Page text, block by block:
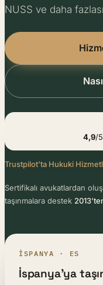
NUSS ve daha
4,9/
Trustpilot’ta Hukuki
Sertifikalı avukatlardan
taşınmalara destek
İSPANYA · ES
İspanya’ya